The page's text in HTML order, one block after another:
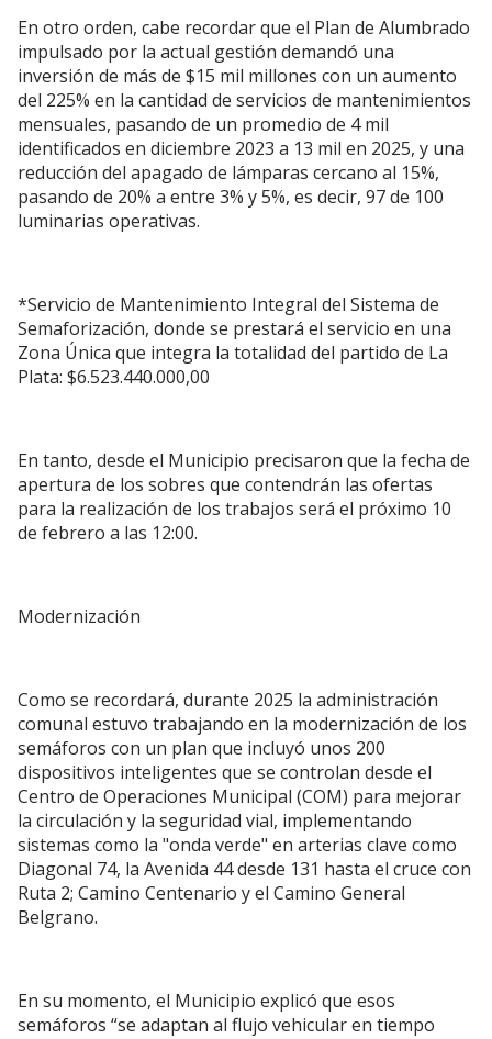
En otro orden, cabe recordar que el Plan de Alumbrado
impulsado por la actual gestión demandó una
inversión de más de $15 mil millones con un aumento
del 225% en la cantidad de servicios de mantenimientos
mensuales, pasando de un promedio de 4 mil
identificados en diciembre 2023 a 13 mil en 2025, y una
reducción del apagado de lámparas cercano al 15%,
pasando de 20% a entre 3% y 5%, es decir, 97 de 100
luminarias operativas.
*Servicio de Mantenimiento Integral del Sistema de
Semaforización, donde se prestará el servicio en una
Zona Única que integra la totalidad del partido de La
Plata: $6.523.440.000,00
En tanto, desde el Municipio precisaron que la fecha de
apertura de los sobres que contendrán las ofertas
para la realización de los trabajos será el próximo 10
de febrero a las 12:00.
Modernización
Como se recordará, durante 2025 la administración
comunal estuvo trabajando en la modernización de los
semáforos con un plan que incluyó unos 200
dispositivos inteligentes que se controlan desde el
Centro de Operaciones Municipal (COM) para mejorar
la circulación y la seguridad vial, implementando
sistemas como la "onda verde" en arterias clave como
Diagonal 74, la Avenida 44 desde 131 hasta el cruce con
Ruta 2; Camino Centenario y el Camino General
Belgrano.
En su momento, el Municipio explicó que esos
semáforos “se adaptan al flujo vehicular en tiempo